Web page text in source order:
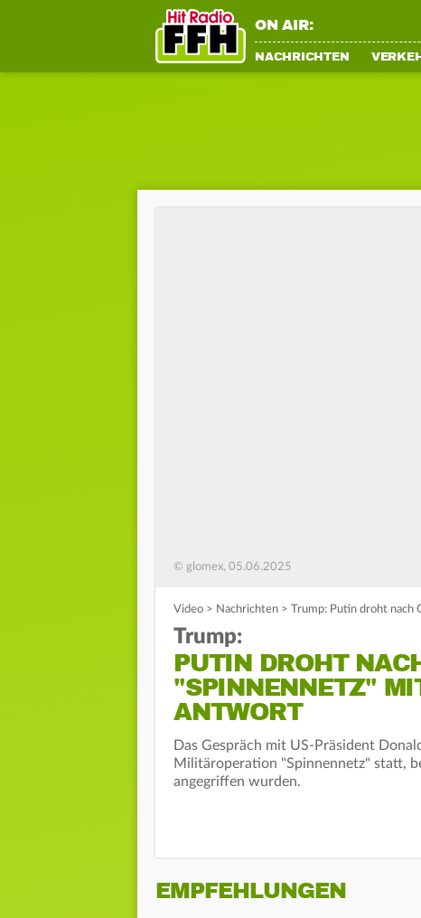
ON AIR:
NACHRICHTEN
© glomex, 05.06.2025
Video > Nachrichten > Trump: Putin droht
Trump:
PUTIN DROHT
"SPINNENNETZ"
ANTWORT
Das Gespräch mit US-Präsident
Militäroperation "Spinnennetz" statt,
angegriffen wurden.
EMPFEHLUNGEN